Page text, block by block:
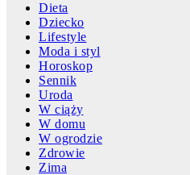
Dieta
Dziecko
Lifestyle
Moda i styl
Horoskop
Sennik
Uroda
W ciąży
W domu
W ogrodzie
Zdrowie
Zima